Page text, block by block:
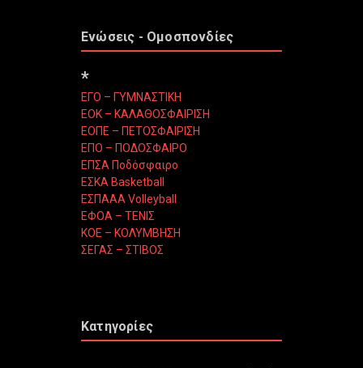
Ενώσεις - Ομοσπονδίες
*
ΕΓΟ – ΓΥΜΝΑΣΤΙΚΗ
ΕΟΚ – ΚΑΛΑΘΟΣΦΑΙΡΙΣΗ
ΕΟΠΕ – ΠΕΤΟΣΦΑΙΡΙΣΗ
ΕΠΟ – ΠΟΔΟΣΦΑΙΡΟ
ΕΠΣΑ Ποδόσφαιρο
ΕΣΚΑ Basketball
ΕΣΠΑΑΑ Volleyball
ΕΦΟΑ – ΤΕΝΙΣ
ΚΟΕ – ΚΟΛΥΜΒΗΣΗ
ΣΕΓΑΣ – ΣΤΙΒΟΣ
Κατηγορίες